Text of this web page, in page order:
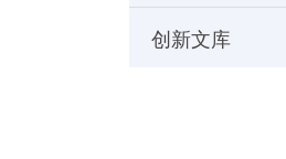
创新文库